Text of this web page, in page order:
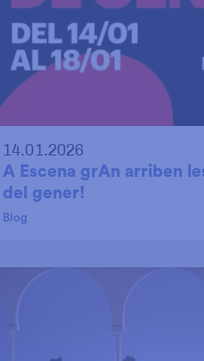
14.01.2026
A Escena grAn arriben
del gener!
Blog